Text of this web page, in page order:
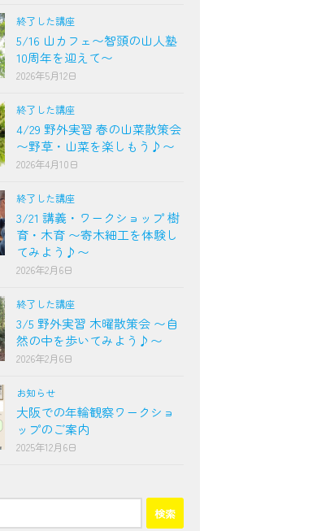
終了した講座
5/16 山カフェ〜智頭の山人塾
10周年を迎えて〜
2026年5月12日
終了した講座
4/29 野外実習 春の山菜散策会
〜野草・山菜を楽しもう♪〜
2026年4月10日
終了した講座
3/21 講義・ワークショップ 樹
育・木育 〜寄木細工を体験し
てみよう♪〜
2026年2月6日
終了した講座
3/5 野外実習 木曜散策会 〜自
然の中を歩いてみよう♪〜
2026年2月6日
お知らせ
大阪での年輪観察ワークショ
ップのご案内
2025年12月6日